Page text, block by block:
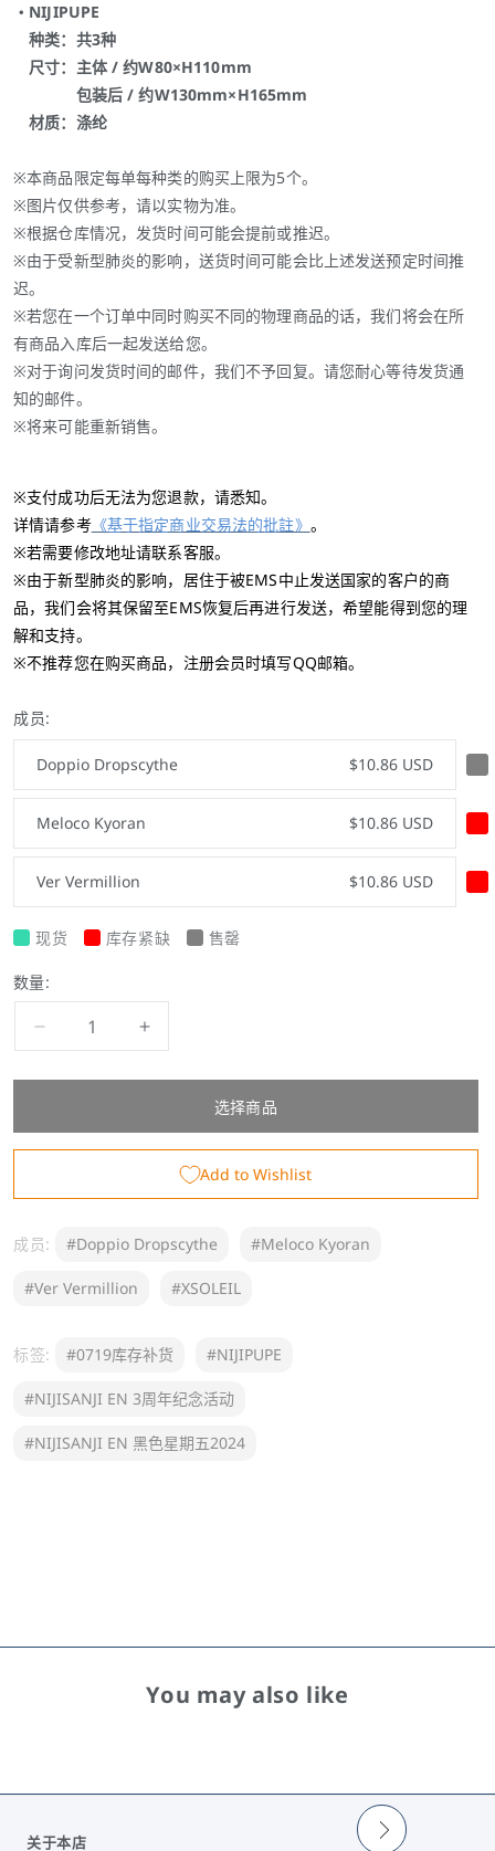
・NIJIPUPE
种类：共3种
尺寸：主体 / 约W80×H110mm
包装后 / 约W130mm×H165mm
材质：涤纶
※本商品限定每单每种类的购买上限为5个。
※图片仅供参考，请以实物为准。
※根据仓库情况，发货时间可能会提前或推迟。
※由于受新型肺炎的影响，送货时间可能会比上述发送预定时间推
迟。
※若您在一个订单中同时购买不同的物理商品的话，我们将会在所
有商品入库后一起发送给您。
※对于询问发货时间的邮件，我们不予回复。请您耐心等待发货通
知的邮件。
※将来可能重新销售。
※支付成功后无法为您退款，请悉知。
详情请参考《基于指定商业交易法的批註》 。
※若需要修改地址请联系客服。
※由于新型肺炎的影响，居住于被EMS中止发送国家的客户的商
品，我们会将其保留至EMS恢复后再进行发送，希望能得到您的理
解和支持。
※不推荐您在购买商品，注册会员时填写QQ邮箱。
成员:
Doppio Dropscythe $10.86 USD
Meloco Kyoran $10.86 USD
Ver Vermillion $10.86 USD
现货 库存紧缺 售罄
数量:
周
纪
NIJIPUPE
的
周
纪
NIJIPUPE
选择商品
Add to Wishlist
成员: #Doppio Dropscythe #Meloco Kyoran
#Ver Vermillion #XSOLEIL
标签: #0719库存补货 #NIJIPUPE
#NIJISANJI EN 3周年纪念活动
#NIJISANJI EN 黑色星期五2024
You may also like
关于本店